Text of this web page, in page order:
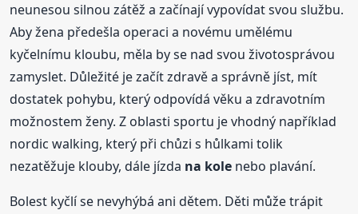
neunesou silnou zátěž a začínají vypovídat svou službu.
Aby žena předešla operaci a novému umělému
kyčelnímu kloubu, měla by se nad svou životosprávou
zamyslet. Důležité je začít zdravě a správně jíst, mít
dostatek pohybu, který odpovídá věku a zdravotním
možnostem ženy. Z oblasti sportu je vhodný například
nordic walking, který při chůzi s hůlkami tolik
nezatěžuje klouby, dále jízda na kole nebo plavání.
Bolest kyčlí se nevyhýbá ani dětem. Děti může trápit